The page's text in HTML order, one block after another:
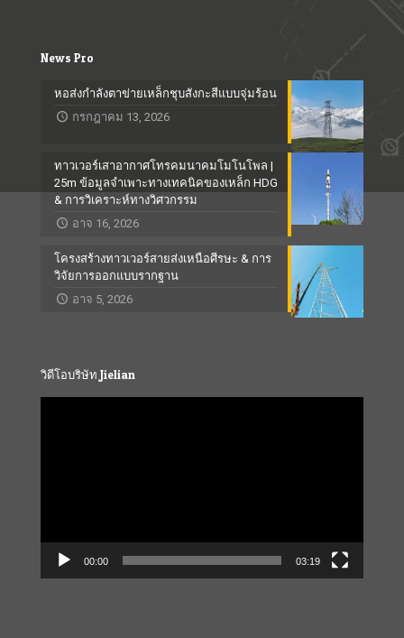
News Pro
หอส่งกำลังตาข่ายเหล็กชุบสังกะสีแบบจุ่มร้อน
กรกฎาคม 13, 2026
ทาวเวอร์เสาอากาศโทรคมนาคมโมโนโพล |
25m ข้อมูลจำเพาะทางเทคนิคของเหล็ก HDG
& การวิเคราะห์ทางวิศวกรรม
อาจ 16, 2026
โครงสร้างทาวเวอร์สายส่งเหนือศีรษะ & การ
วิจัยการออกแบบรากฐาน
อาจ 5, 2026
วิดีโอบริษัท Jielian
00:00 03:19